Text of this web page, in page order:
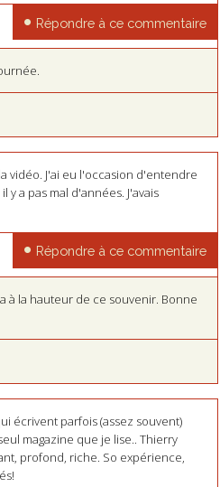
Répondre à ce commentaire
vidéo. J'ai eu l'occasion d'entendre
y a pas mal d'années. J'avais
Répondre à ce commentaire
à la hauteur de ce souvenir. Bonne
écrivent parfois (assez souvent)
magazine que je lise.. Thierry
profond, riche. So expérience,